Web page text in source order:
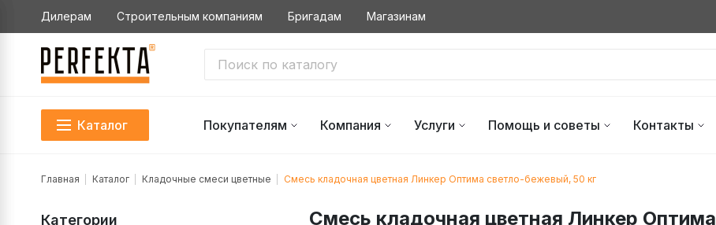
Дилерам Строительным компаниям Бригадам Магазинам
Каталог Покупателям Компания Услуги Помощь и советы Контакты
Главная Каталог Кладочные смеси цветные Смесь кладочная цветная Линкер Оптима светло-бежевый, 50 кг
Категории
Смесь кладочная цветная Линкер Оптима